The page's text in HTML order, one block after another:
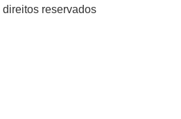
direitos reservados